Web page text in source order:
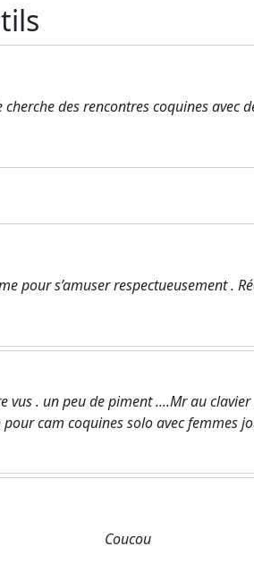
des rencontres coquines avec
pour s’amuser respectueusement .
vus . un peu de piment ....Mr au
cam coquines solo avec femmes
Coucou